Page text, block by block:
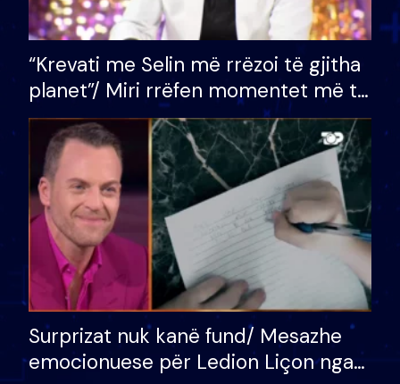
“Krevati me Selin më rrëzoi të gjitha
planet”/ Miri rrëfen momentet më të
bukura në shtëpinë e BB VIP: Do më
mungojë zilja e mëngjesit kur…
Surprizat nuk kanë fund/ Mesazhe
emocionuese për Ledion Liçon nga